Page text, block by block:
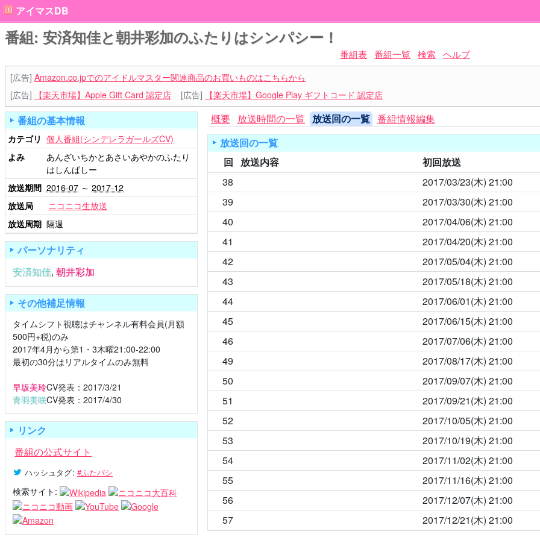
アイマスDB
番組: 安済知佳と朝井彩加のふたりはシンパシー！
番組表 番組一覧 検索 ヘルプ
[広告] Amazon.co.jpでのアイドルマスター関連商品のお買いものはこちらから
[広告]
【楽天市場】Apple Gift Card 認定店 [広告] 【楽天市場】Google Play ギフトコード 認定店
概要 放送時間の一覧 放送回の一覧 番組情報編集
放送回の一覧
回
放送内容
初回放送
38
2017/03/23(木) 21:00
39
2017/03/30(木) 21:00
40
2017/04/06(木) 21:00
41
2017/04/20(木) 21:00
42
2017/05/04(木) 21:00
43
2017/05/18(木) 21:00
44
2017/06/01(木) 21:00
45
2017/06/15(木) 21:00
46
2017/07/06(木) 21:00
49
2017/08/17(木) 21:00
50
2017/09/07(木) 21:00
51
2017/09/21(木) 21:00
52
2017/10/05(木) 21:00
53
2017/10/19(木) 21:00
54
2017/11/02(木) 21:00
55
2017/11/16(木) 21:00
56
2017/12/07(木) 21:00
57
2017/12/21(木) 21:00
番組の基本情報
カテゴリ 個人番組(シンデレラガールズCV)
よみ
あんざいちかとあさいあやかのふたり
はしんぱしー
放送期間 2016-07 ～ 2017-12
放送局
ニコニコ生放送
放送周期 隔週
パーソナリティ
安済知佳, 朝井彩加
その他補足情報
タイムシフト視聴はチャンネル有料会員(月額
500円+税)のみ
2017年4月から第1・3木曜21:00-22:00
最初の30分はリアルタイムのみ無料
早坂美玲CV発表：2017/3/21
青羽美咲CV発表：2017/4/30
リンク
番組の公式サイト
ハッシュタグ: #ふたパシ
検索サイト: